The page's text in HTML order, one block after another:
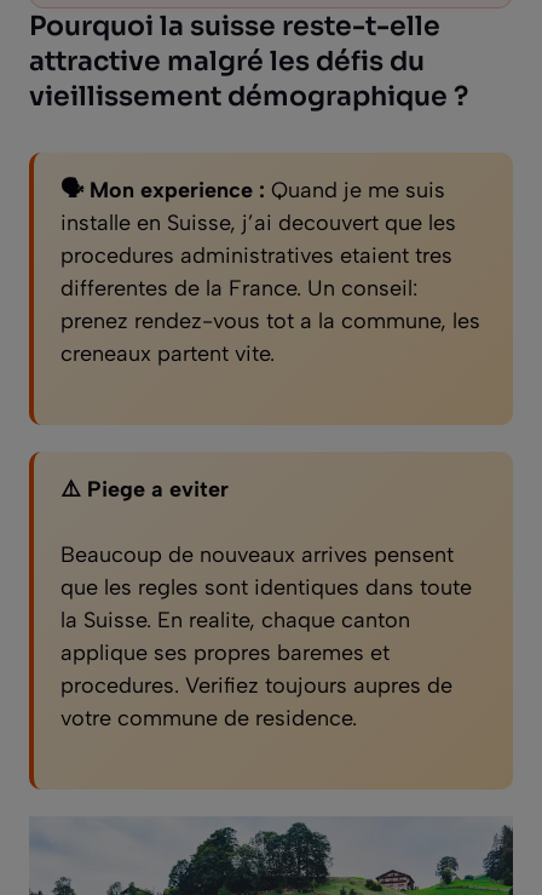
Pourquoi la suisse reste-t-elle
attractive malgré les défis du
vieillissement démographique ?
🗣️ Mon experience : Quand je me suis
installe en Suisse, j’ai decouvert que les
procedures administratives etaient tres
differentes de la France. Un conseil:
prenez rendez-vous tot a la commune, les
creneaux partent vite.
⚠️ Piege a eviter
Beaucoup de nouveaux arrives pensent
que les regles sont identiques dans toute
la Suisse. En realite, chaque canton
applique ses propres baremes et
procedures. Verifiez toujours aupres de
votre commune de residence.